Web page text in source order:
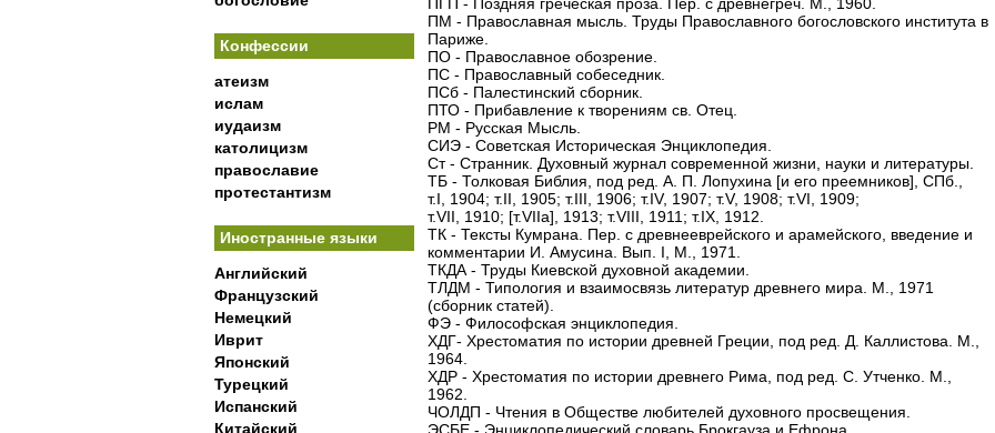
Конфессии
атеизм
ислам
иудаизм
католицизм
православие
протестантизм
Иностранные языки
Английский
Французский
Немецкий
Иврит
Японский
Турецкий
Испанский
Китайский
ПМ - Православная мысль. Труды Православного богословского института в
Париже.
ПО - Православное обозрение.
ПС - Православный собеседник.
ПСб - Палестинский сборник.
ПТО - Прибавление к творениям св. Отец.
РМ - Русская Мысль.
СИЭ - Советская Историческая Энциклопедия.
Ст - Странник. Духовный журнал современной жизни, науки и литературы.
ТБ - Толковая Библия, под ред. А. П. Лопухина [и его преемников], СПб.,
т.I, 1904; т.II, 1905; т.III, 1906; т.IV, 1907; т.V, 1908; т.VI, 1909;
т.VII, 1910; [т.VIIa], 1913; т.VIII, 1911; т.IX, 1912.
ТК - Тексты Кумрана. Пер. с древнееврейского и арамейского, введение и
комментарии И. Амусина. Вып. I, M., 1971.
ТКДА - Труды Киевской духовной академии.
ТЛДМ - Типология и взаимосвязь литератур древнего мира. M., 1971
(сборник статей).
ФЭ - Философская энциклопедия.
ХДГ- Хрестоматия по истории древней Греции, под ред. Д. Каллистова. M.,
1964.
ХДР - Хрестоматия по истории древнего Рима, под ред. С. Утченко. M.,
1962.
ЧОЛДП - Чтения в Обществе любителей духовного просвещения.